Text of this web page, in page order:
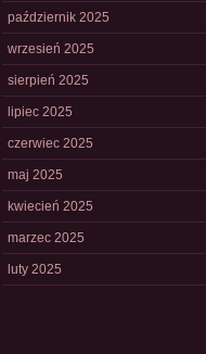
październik 2025
wrzesień 2025
sierpień 2025
lipiec 2025
czerwiec 2025
maj 2025
kwiecień 2025
marzec 2025
luty 2025